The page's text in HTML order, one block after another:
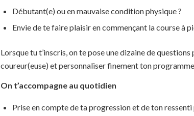
Débutant(e) ou en mauvaise condition physique ?
Envie de te faire plaisir en commençant la course à
Lorsque tu t’inscris, on te pose une dizaine de
coureur(euse) et personnaliser finement ton
On t’accompagne au quotidien
Prise en compte de ta progression et de ton